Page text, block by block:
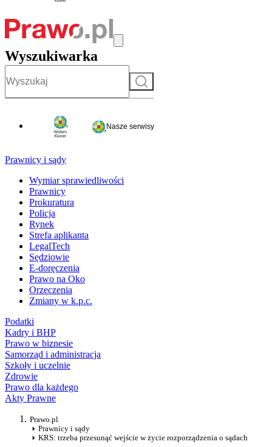
Wyszukiwarka
Szukaj
Nasze serwisy
Prawnicy i sądy
Wymiar sprawiedliwości
Prawnicy
Prokuratura
Policja
Rynek
Strefa aplikanta
LegalTech
Sędziowie
E-doręczenia
Prawo na Oko
Orzeczenia
Zmiany w k.p.c.
Podatki
Kadry i BHP
Prawo w biznesie
Samorząd i administracja
Szkoły i uczelnie
Zdrowie
Prawo dla każdego
Akty Prawne
Prawo.pl
Prawnicy i sądy
KRS: trzeba przesunąć wejście w życie rozporządzenia o sądach